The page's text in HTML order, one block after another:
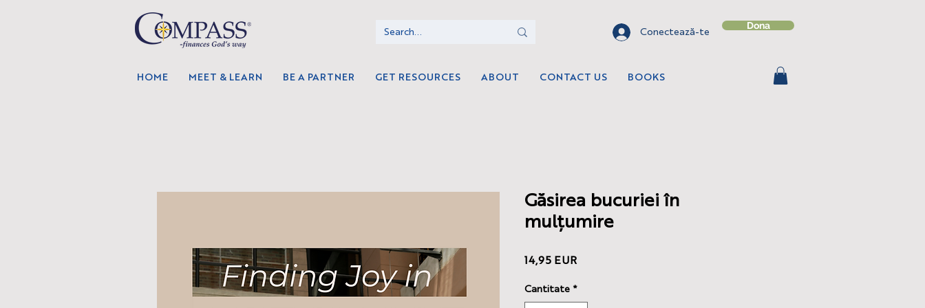
Conectează-te
Dona
HOME MEET & LEARN BE A PARTNER GET RESOURCES ABOUT CONTACT US BOOKS
Găsirea bucuriei în
mulțumire
14,95 EURPreț
Cantitate *